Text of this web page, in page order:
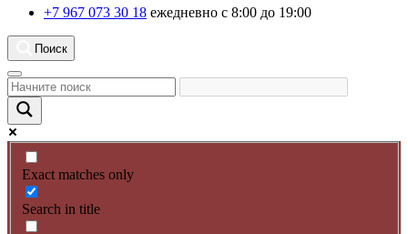
+7 967 073 30 18 ежедневно с 8:00 до 19:00
Поиск
Exact matches only
Search in title